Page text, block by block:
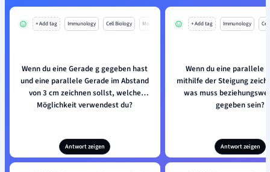
+ Add tag Immunology Cell Biology Mo
Wenn du eine Gerade g gegeben hast
und eine parallele Gerade im Abstand
von 3 cm zeichnen sollst, welche
Möglichkeit verwendest du?
Antwort zeigen
+ Add tag Immunology
Wenn du eine parallele
mithilfe der Steigung
was muss
gegeben sein?
Antwort zeigen